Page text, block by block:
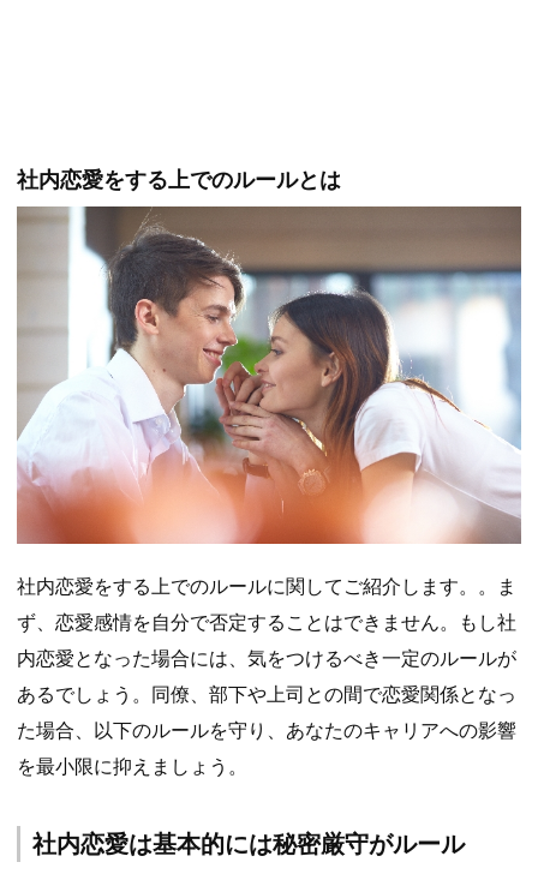
社内恋愛をする上でのルールとは
社内恋愛をする上でのルールに関してご紹介します。。ま
ず、恋愛感情を自分で否定することはできません。もし社
内恋愛となった場合には、気をつけるべき一定のルールが
あるでしょう。同僚、部下や上司との間で恋愛関係となっ
た場合、以下のルールを守り、あなたのキャリアへの影響
を最小限に抑えましょう。
社内恋愛は基本的には秘密厳守がルール